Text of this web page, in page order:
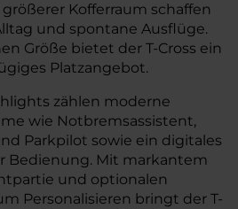
Kofferraum schaffen
und spontane Ausflüge.
Größe bietet der T-Cross ein
Platzangebot.
zählen moderne
wie Notbremsassistent,
Parkpilot sowie ein digitales
Bedienung. Mit markantem
und optionalen
Personalisieren bringt der T-